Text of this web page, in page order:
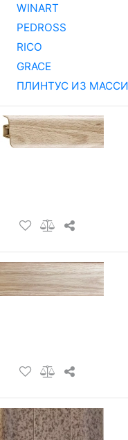
WINART
PEDROSS
RICO
GRACE
ПЛИНТУС ИЗ